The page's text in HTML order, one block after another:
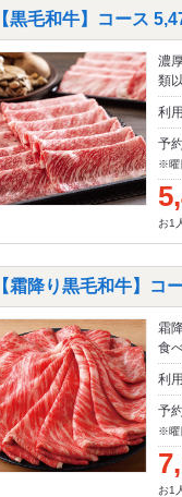
【黒毛和牛】コース
濃
類
利
予
※曜
お1
【霜降り黒毛和牛】コ
霜
食
利
予
※曜
お1